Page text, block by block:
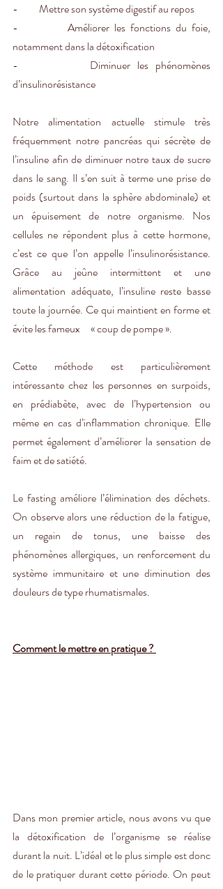
-          Mettre son système digestif au repos
-          Améliorer les fonctions du foie,
notamment dans la détoxification
-          Diminuer les phénomènes
d’insulinorésistance
Notre alimentation actuelle stimule très
fréquemment notre pancréas qui sécrète de
l’insuline afin de diminuer notre taux de sucre
dans le sang. Il s’en suit à terme une prise de
poids (surtout dans la sphère abdominale) et
un épuisement de notre organisme. Nos
cellules ne répondent plus à cette hormone,
c’est ce que l’on appelle l’insulinorésistance.
Grâce au jeûne intermittent et une
alimentation adéquate, l’insuline reste basse
toute la journée. Ce qui maintient en forme et
évite les fameux     « coup de pompe ».
Cette méthode est particulièrement
intéressante chez les personnes en surpoids,
en prédiabète, avec de l’hypertension ou
même en cas d’inflammation chronique. Elle
permet également d’améliorer la sensation de
faim et de satiété.
Le fasting améliore l’élimination des déchets.
On observe alors une réduction de la fatigue,
un regain de tonus, une baisse des
phénomènes allergiques, un renforcement du
système immunitaire et une diminution des
douleurs de type rhumatismales.
Comment le mettre en pratique ?
Dans mon premier article, nous avons vu que
la détoxification de l’organisme se réalise
durant la nuit. L’idéal et le plus simple est donc
de le pratiquer durant cette période. On peut